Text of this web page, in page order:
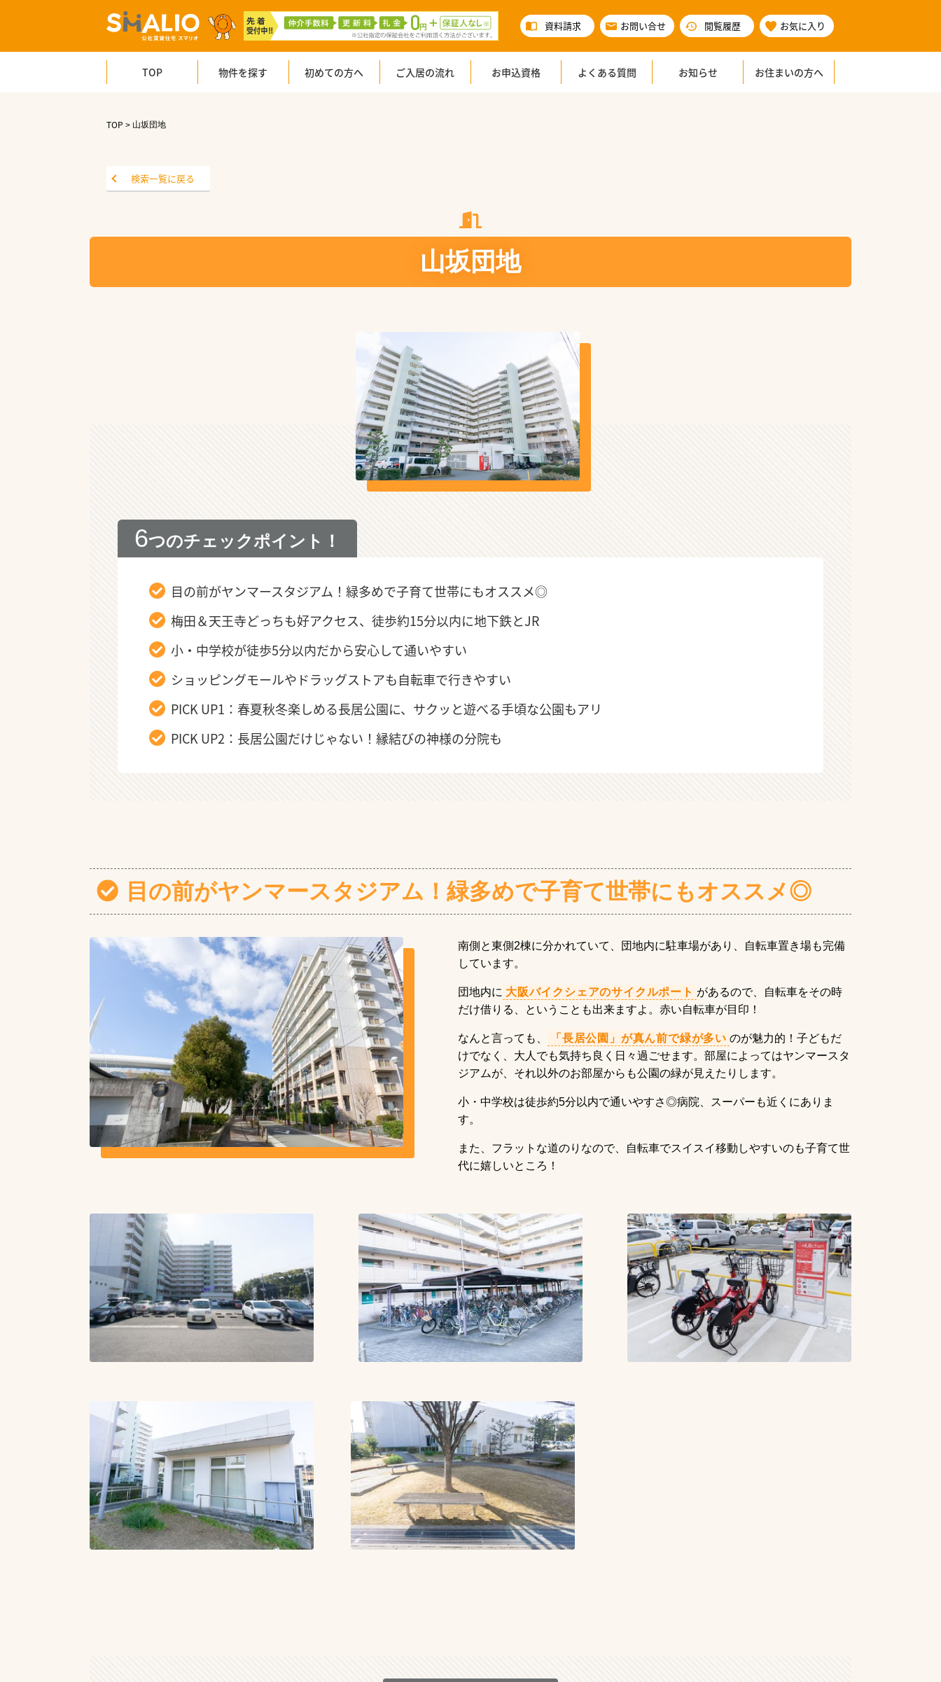
資料請求 お問い合せ 閲覧履歴 お気に入り
TOP 物件を探す 初めての方へ ご入居の流れ お申込資格 よくある質問 お知らせ お住まいの方へ
TOP 山坂団地
検索一覧に戻る
山坂団地
6つのチェックポイント！
目の前がヤンマースタジアム！緑多めで子育て世帯にもオススメ◎
梅田＆天王寺どっちも好アクセス、徒歩約15分以内に地下鉄とJR
小・中学校が徒歩5分以内だから安心して通いやすい
ショッピングモールやドラッグストアも自転車で行きやすい
PICK UP1：春夏秋冬楽しめる長居公園に、サクッと遊べる手頃な公園もアリ
PICK UP2：長居公園だけじゃない！縁結びの神様の分院も
目の前がヤンマースタジアム！緑多めで子育て世帯にもオススメ◎
南側と東側2棟に分かれていて、団地内に駐車場があり、自転車置き場も完備
しています。
団地内に 大阪バイクシェアのサイクルポート があるので、自転車をその時
だけ借りる、ということも出来ますよ。赤い自転車が目印！
なんと言っても、 「長居公園」が真ん前で緑が多い のが魅力的！子どもだ
けでなく、大人でも気持ち良く日々過ごせます。部屋によってはヤンマースタ
ジアムが、それ以外のお部屋からも公園の緑が見えたりします。
小・中学校は徒歩約5分以内で通いやすさ◎病院、スーパーも近くにありま
す。
また、フラットな道のりなので、自転車でスイスイ移動しやすいのも子育て世
代に嬉しいところ！